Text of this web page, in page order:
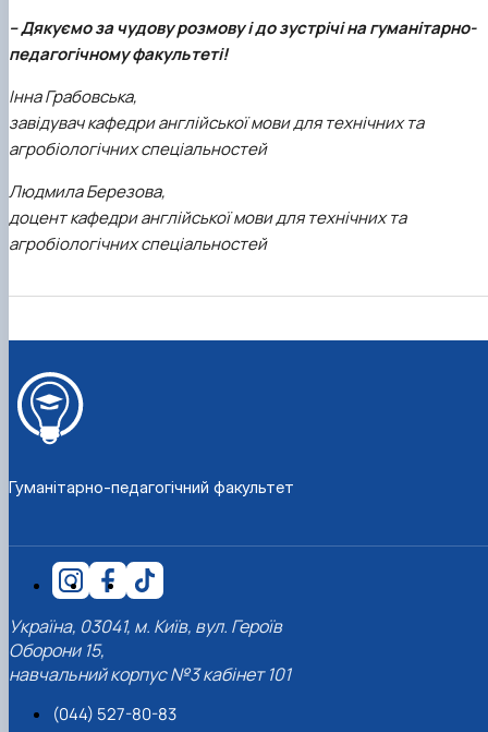
– Дякуємо за чудову розмову і до зустрічі на гуманітарно-
педагогічному факультеті!
Інна Грабовська,
завідувач кафедри англійської мови для технічних та
агробіологічних спеціальностей
Людмила Березова,
доцент кафедри англійської мови для технічних та
агробіологічних спеціальностей
Гуманітарно-педагогічний факультет
Україна, 03041, м. Київ, вул. Героїв
Оборони 15,
навчальний корпус №3 кабінет 101
(044) 527-80-83